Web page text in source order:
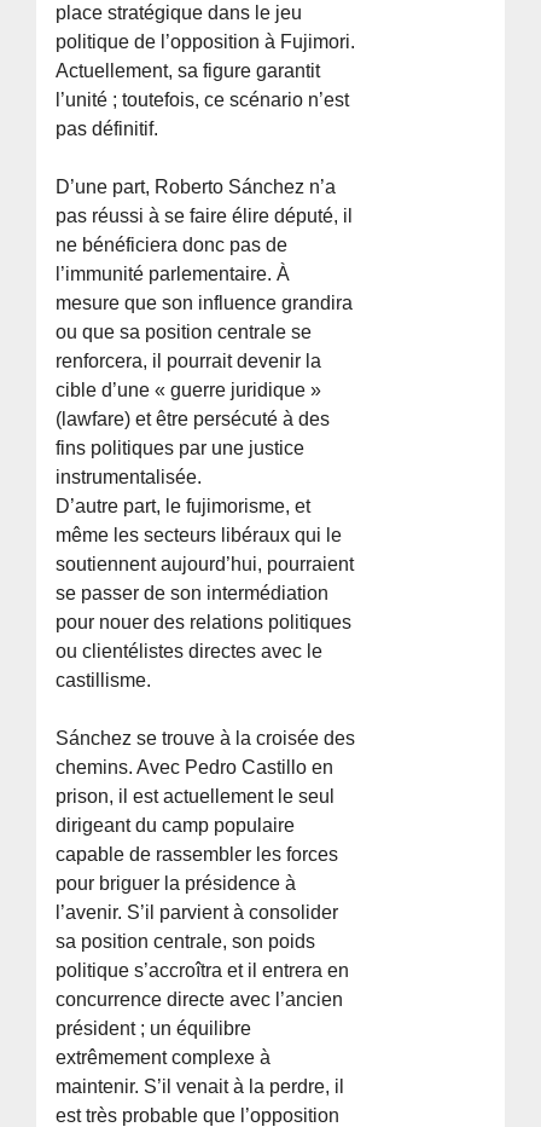
place stratégique dans le jeu
politique de l’opposition à Fujimori.
Actuellement, sa figure garantit
l’unité ; toutefois, ce scénario n’est
pas définitif.
D’une part, Roberto Sánchez n’a
pas réussi à se faire élire député, il
ne bénéficiera donc pas de
l’immunité parlementaire. À
mesure que son influence grandira
ou que sa position centrale se
renforcera, il pourrait devenir la
cible d’une « guerre juridique »
(lawfare) et être persécuté à des
fins politiques par une justice
instrumentalisée.
D’autre part, le fujimorisme, et
même les secteurs libéraux qui le
soutiennent aujourd’hui, pourraient
se passer de son intermédiation
pour nouer des relations politiques
ou clientélistes directes avec le
castillisme.
Sánchez se trouve à la croisée des
chemins. Avec Pedro Castillo en
prison, il est actuellement le seul
dirigeant du camp populaire
capable de rassembler les forces
pour briguer la présidence à
l’avenir. S’il parvient à consolider
sa position centrale, son poids
politique s’accroîtra et il entrera en
concurrence directe avec l’ancien
président ; un équilibre
extrêmement complexe à
maintenir. S’il venait à la perdre, il
est très probable que l’opposition